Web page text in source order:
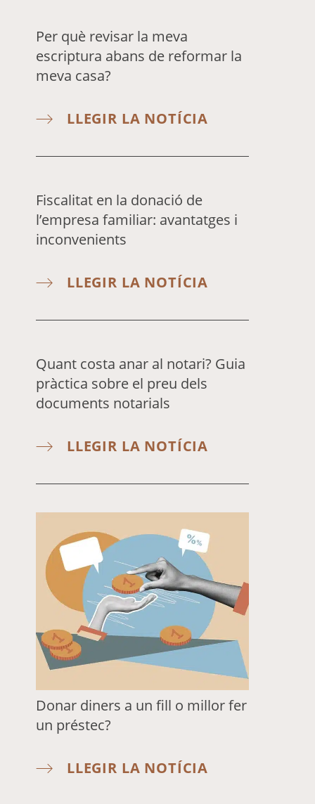
Per què revisar la meva
escriptura abans de reformar la
meva casa?
LLEGIR LA NOTÍCIA
Fiscalitat en la donació de
l’empresa familiar: avantatges i
inconvenients
LLEGIR LA NOTÍCIA
Quant costa anar al notari? Guia
pràctica sobre el preu dels
documents notarials
LLEGIR LA NOTÍCIA
Donar diners a un fill o millor fer
un préstec?
LLEGIR LA NOTÍCIA